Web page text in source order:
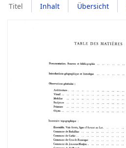
Titel Inhalt Übersicht